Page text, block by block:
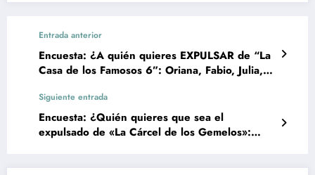
Entrada anterior
Encuesta: ¿A quién quieres EXPULSAR de “La
Casa de los Famosos 6”: Oriana, Fabio, Julia,
Siguiente entrada
Encuesta: ¿Quién quieres que sea el
expulsado de «La Cárcel de los Gemelos»: